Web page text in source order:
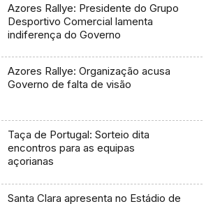
Azores Rallye: Presidente do Grupo
Desportivo Comercial lamenta
indiferença do Governo
Azores Rallye: Organização acusa
Governo de falta de visão
Taça de Portugal: Sorteio dita
encontros para as equipas
açorianas
Santa Clara apresenta no Estádio de